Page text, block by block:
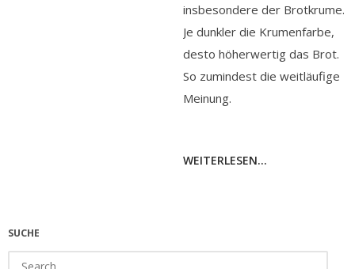
insbesondere der Brotkrume.
Je dunkler die Krumenfarbe,
desto höherwertig das Brot.
So zumindest die weitläufige
Meinung.
WEITERLESEN...
SUCHE